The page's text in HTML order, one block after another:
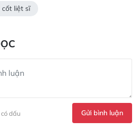
cốt liệt sĩ
dấu Gửi bình luận